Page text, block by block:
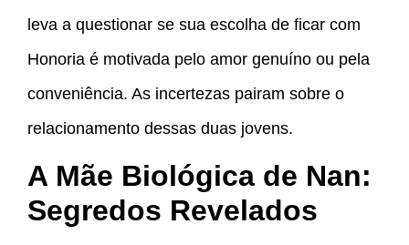
leva a questionar se sua escolha de ficar com
Honoria é motivada pelo amor genuíno ou pela
conveniência. As incertezas pairam sobre o
relacionamento dessas duas jovens.
A Mãe Biológica de Nan:
Segredos Revelados